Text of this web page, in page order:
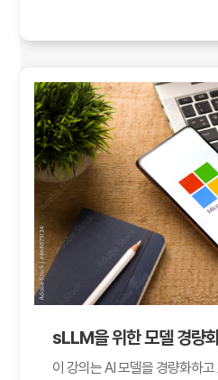
sLLM을 위한 모델 경량
이 강의는 AI 모델을 경량화하고